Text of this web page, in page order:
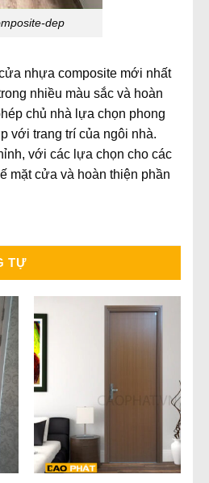
dep
nhựa composite mới nhất
nhiều màu sắc và hoàn
chủ nhà lựa chọn phong
với trang trí của ngôi nhà.
với các lựa chọn cho các
mặt cửa và hoàn thiện phần
TỰ